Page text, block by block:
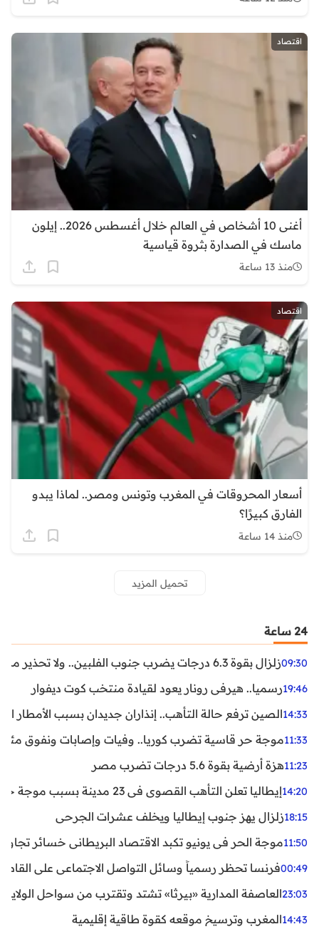
اقتصاد
أغنى 10 أشخاص في العالم خلال أغسطس 2026.. إيلون
ماسك في الصدارة بثروة قياسية
منذ 13 ساعة
اقتصاد
أسعار المحروقات في المغرب وتونس ومصر.. لماذا يبدو
الفارق كبيرًا؟
منذ 14 ساعة
تحميل المزيد
24 ساعة
09:30زلزال بقوة 6.3 درجات يضرب جنوب الفلبين.. ولا تحذير من تسونامي حتى الآن
19:46رسميا.. هيرفي رونار يعود لقيادة منتخب كوت ديفوار
14:33الصين ترفع حالة التأهب.. إنذاران جديدان بسبب الأمطار
11:33موجة حر قاسية تضرب كوريا.. وفيات وإصابات ونفوق مئات
11:23هزة أرضية بقوة 5.6 درجات تضرب مصر
14:20إيطاليا تعلن التأهب القصوى في 23 مدينة بسبب موجة حر شديدة
18:15زلزال يهز جنوب إيطاليا ويخلف عشرات الجرحى
11:50موجة الحر في يونيو تكبد الاقتصاد البريطاني خسائر تجاوزت 1.5 مليار
00:49فرنسا تحظر رسمياً وسائل التواصل الاجتماعي على القاصرين
23:03العاصفة المدارية «بيرثا» تشتد وتقترب من سواحل
14:43المغرب وترسيخ موقعه كقوة طاقية إقليمية